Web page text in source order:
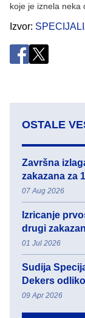
koje je iznela neka
Izvor
OSTALE
Završna
zakazana za
07 Aug 2026
Izricanje
drugi
01 Jul 2026
Sudija
Dekers
09 Apr 2026